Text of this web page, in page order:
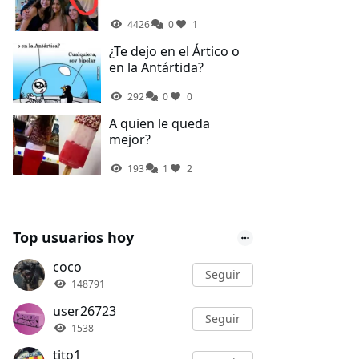
4426 0 1
¿Te dejo en el Ártico o
en la Antártida?
292 0 0
A quien le queda
mejor?
193 1 2
Top usuarios hoy
coco
148791
Seguir
user26723
1538
Seguir
tito1